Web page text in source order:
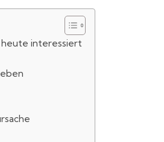
heute interessiert